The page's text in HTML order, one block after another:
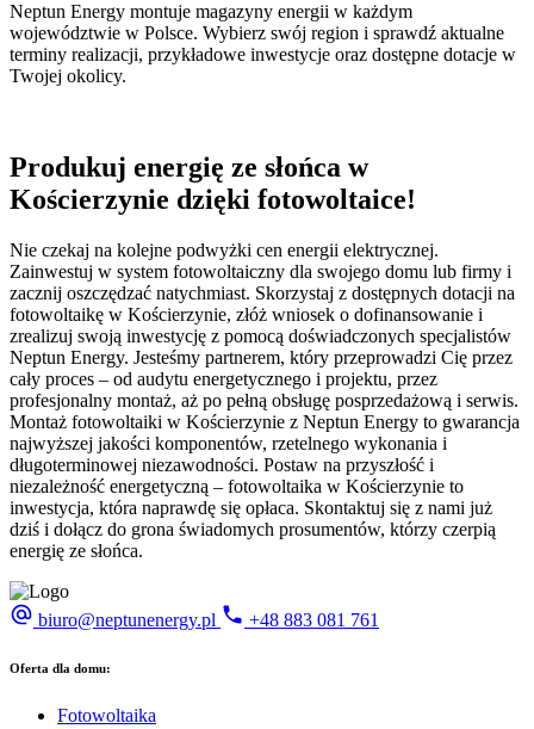
Neptun Energy montuje magazyny energii w każdym
województwie w Polsce. Wybierz swój region i sprawdź aktualne
terminy realizacji, przykładowe inwestycje oraz dostępne dotacje w
Twojej okolicy.
Produkuj energię ze słońca w
Kościerzynie dzięki fotowoltaice!
Nie czekaj na kolejne podwyżki cen energii elektrycznej.
Zainwestuj w system fotowoltaiczny dla swojego domu lub firmy i
zacznij oszczędzać natychmiast. Skorzystaj z dostępnych dotacji na
fotowoltaikę w Kościerzynie, złóż wniosek o dofinansowanie i
zrealizuj swoją inwestycję z pomocą doświadczonych specjalistów
Neptun Energy. Jesteśmy partnerem, który przeprowadzi Cię przez
cały proces – od audytu energetycznego i projektu, przez
profesjonalny montaż, aż po pełną obsługę posprzedażową i serwis.
Montaż fotowoltaiki w Kościerzynie z Neptun Energy to gwarancja
najwyższej jakości komponentów, rzetelnego wykonania i
długoterminowej niezawodności. Postaw na przyszłość i
niezależność energetyczną – fotowoltaika w Kościerzynie to
inwestycja, która naprawdę się opłaca. Skontaktuj się z nami już
dziś i dołącz do grona świadomych prosumentów, którzy czerpią
energię ze słońca.
biuro@neptunenergy.pl +48 883 081 761
Oferta dla domu:
Fotowoltaika